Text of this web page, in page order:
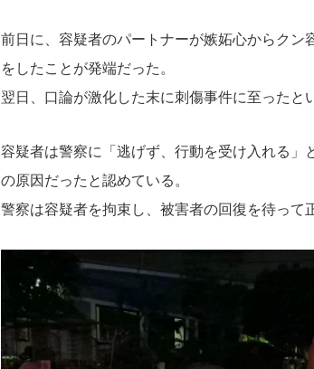
前日に、容疑者のパートナーが嫉妬心からクン
をしたことが発端だった。
翌日、口論が激化した末に刺傷事件に至ったと
容疑者は警察に「逃げず、行動を受け入れる」
の原因だったと認めている。
警察は容疑者を拘束し、被害者の回復を待って